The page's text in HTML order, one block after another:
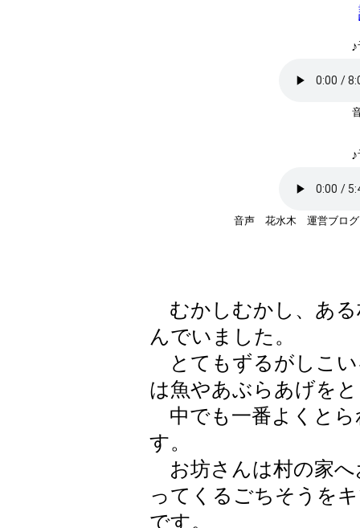
音声 花水木 運営ブロ
むかしむかし、ある
んでいました。
とてもずるがしこい
は魚やあぶらあげを
中でも一番よくとら
す。
お坊さんは村の家へ
ってくるごちそうを
です。